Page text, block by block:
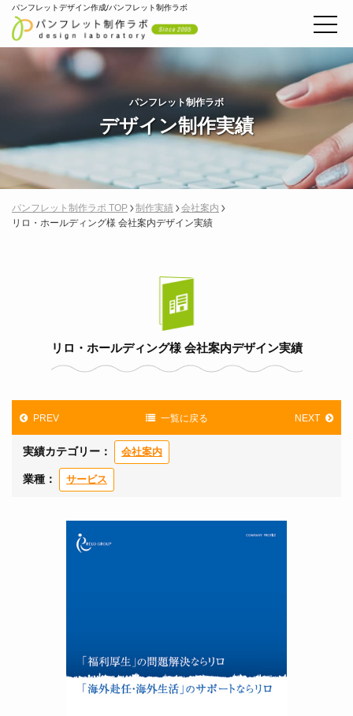
パンフレットデザイン作成/パンフレット制作ラボ
パンフレット制作ラボ
デザイン制作実績
パンフレット制作ラボ TOP 制作実績
会社案内
リロ・ホールディング様 会社案内デザイン実績
リロ・ホールディング様 会社案内デザイン実績
PREV 一覧に戻る NEXT
実績カテゴリー： 会社案内
業種： サービス